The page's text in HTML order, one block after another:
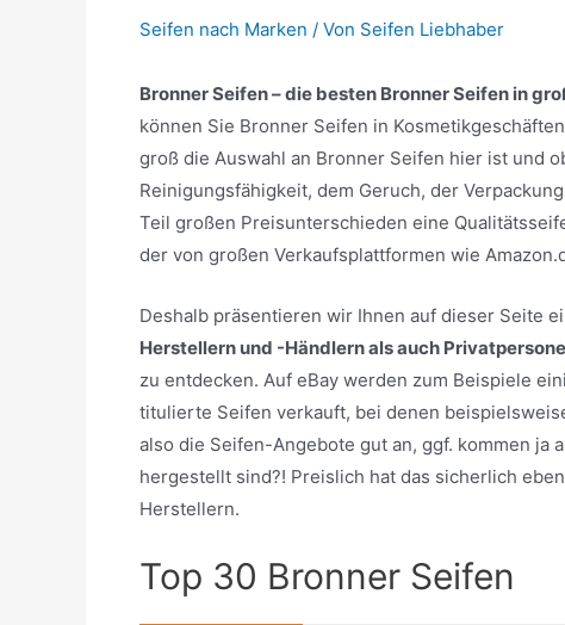
Seifen nach Marken / Von Seifen Liebhaber
Bronner Seifen – die besten Bronner Seifen in
können Sie Bronner Seifen in
groß die Auswahl an Bronner Seifen hier ist und
Reinigungsfähigkeit, dem Geruch, der
Teil großen Preisunterschieden eine
der von großen Verkaufsplattformen wie
Deshalb präsentieren wir Ihnen auf dieser Seite
Herstellern und -Händlern als auch
zu entdecken. Auf eBay werden zum Beispiele
titulierte Seifen verkauft, bei denen
also die Seifen-Angebote gut an, ggf. kommen ja
hergestellt sind?! Preislich hat das sicherlich
Herstellern.
Top 30 Bronner Seifen